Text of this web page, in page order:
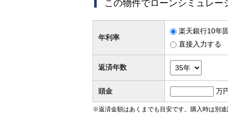
この物件でローンシミュレー
年利率
楽天銀行10年
直接入力する
返済年数
頭金 万
※返済金額はあくまでも目安です。購入時は別